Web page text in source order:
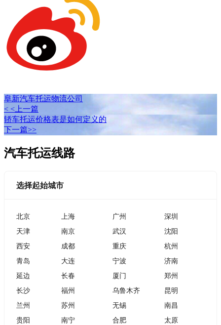
阜新汽车托运物流公司
< <上一篇
轿车托运价格表是如何定义的
下一篇>>
汽车托运线路
选择起始城市
北京 上海 广州
深圳
天津
南京 武汉
沈阳
西安
成都 重庆
杭州
青岛
大连 宁波
济南
延边
长春 厦门
郑州
长沙
福州 乌鲁木齐
昆明
兰州
苏州 无锡
南昌
贵阳
南宁 合肥
太原